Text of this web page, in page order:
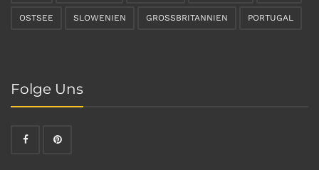
OSTSEE SLOWENIEN GROSSBRITANNIEN PORTUGAL
Folge Uns